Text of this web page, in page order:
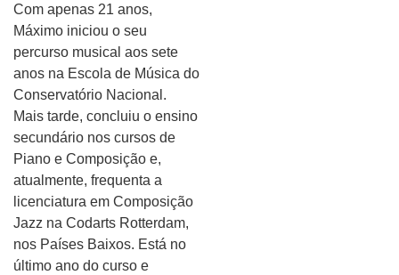
Com apenas 21 anos,
Máximo iniciou o seu
percurso musical aos sete
anos na Escola de Música do
Conservatório Nacional.
Mais tarde, concluiu o ensino
secundário nos cursos de
Piano e Composição e,
atualmente, frequenta a
licenciatura em Composição
Jazz na Codarts Rotterdam,
nos Países Baixos. Está no
último ano do curso e